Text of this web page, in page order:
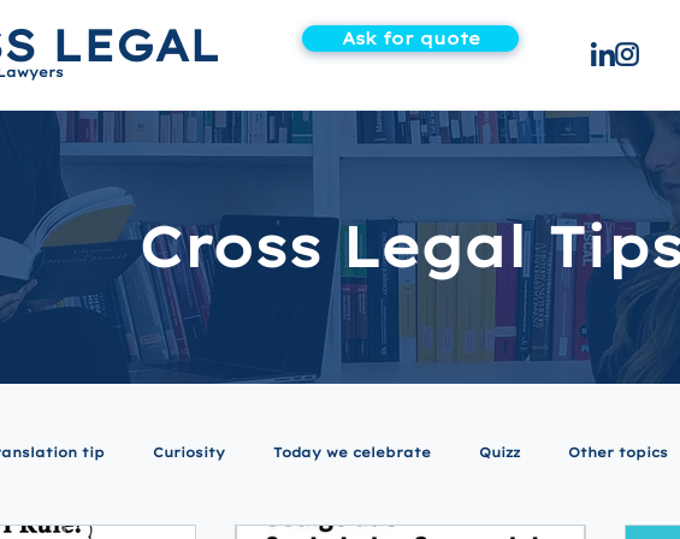
LEGAL Ask for quote
Cross Legal
tip Curiosity Today we celebrate Quizz Other topics